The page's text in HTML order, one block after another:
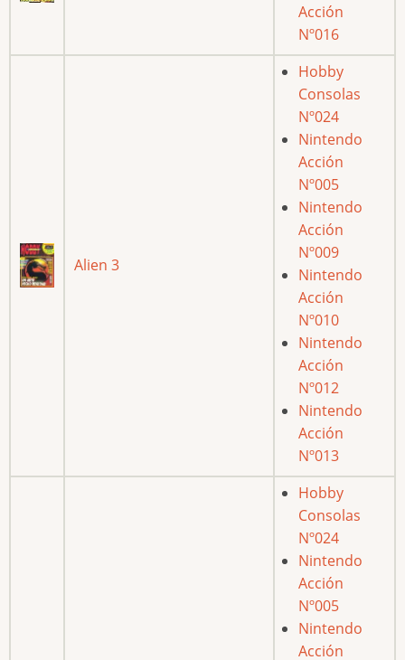
Acción
Nº016
Alien 3
Hobby
Consolas
Nº024
Nintendo
Acción
Nº005
Nintendo
Acción
Nº009
Nintendo
Acción
Nº010
Nintendo
Acción
Nº012
Nintendo
Acción
Nº013
Hobby
Consolas
Nº024
Nintendo
Acción
Nº005
Nintendo
Acción